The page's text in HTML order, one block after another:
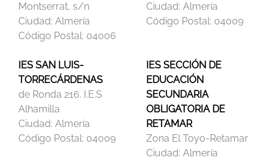
Montserrat, s/n
Ciudad: Almería
Código Postal: 04006
Ciudad: Almería
Código Postal: 04009
IES SAN LUIS-
TORRECÁRDENAS
de Ronda 216. I.E.S
Alhamilla
Ciudad: Almería
Código Postal: 04009
IES SECCIÓN DE
EDUCACIÓN
SECUNDARIA
OBLIGATORIA DE
RETAMAR
Zona El Toyo-Retamar
Ciudad: Almería